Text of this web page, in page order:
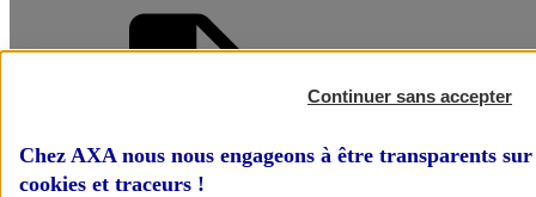
Mes démarches
Continuer sans accepter
Chez AXA nous nous engageons à être transparents
cookies et traceurs !